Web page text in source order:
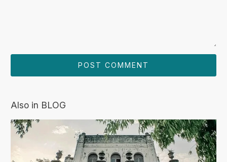
Also in BLOG